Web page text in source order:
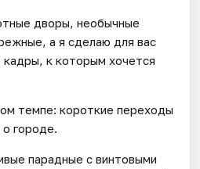
дворы, необычные
а я сделаю для вас
к которым хочется
темпе: короткие переходы
городе.
парадные с винтовыми